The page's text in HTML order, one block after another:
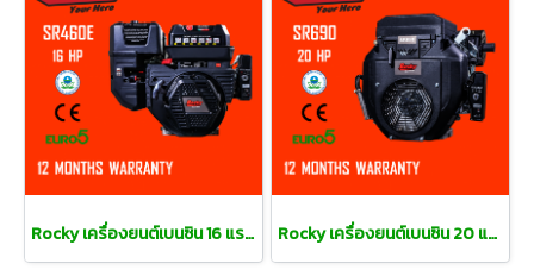
Rocky เครื่องยนต์เบนซิน 16 แรงม้า Rocky เครื่องยนต์เบนซิน 20 แรงม้า